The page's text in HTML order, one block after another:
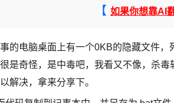
【 如果你想靠AI
的电脑桌面上有一个0KB的隐藏文件
是奇怪，是中毒吧，我看又不像，杀
解决，拿来分享下。